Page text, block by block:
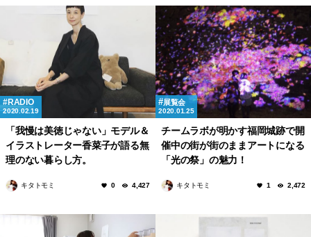
RADIO
2020.02.19
「我慢は美徳じゃない」モデル＆
イラストレーター香菜子が語る無
理のない暮らし方。
キタトモミ 0 4,427
展覧会
2020.01.25
チームラボが明かす福岡城跡で開
催中の街が街のままアートになる
「光の祭」の魅力！
キタトモミ 1 2,472